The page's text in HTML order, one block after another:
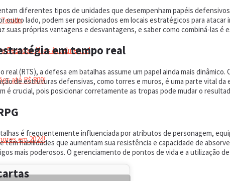
Tecido
Pessoas Altas Atualmente!
até R$ 800!
em 2024!
diferentes tipos de unidades que desempenham papéis
outro lado, podem ser posicionados em locais estratégicos para
suas próprias vantagens e desvantagens, e saber como combiná-las é
em tempo real
(RTS), a defesa em batalhas assume um papel ainda mais
de estruturas defensivas, como torres e muros, é uma parte vital
é crucial, pois posicionar corretamente as tropas pode mudar o
é frequentemente influenciada por atributos de personagem,
têm habilidades que aumentam sua resistência e capacidade de
mais poderosos. O gerenciamento de pontos de vida e a utilização